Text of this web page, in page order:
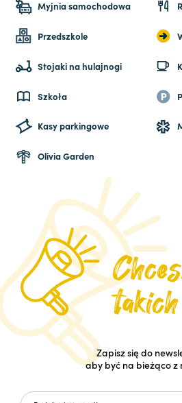
Myjnia samochodowa
Przedszkole
Stojaki na hulajnogi
Szkoła
Kasy parkingowe
Olivia Garden
Zapisz się do
aby być na bieżąco z